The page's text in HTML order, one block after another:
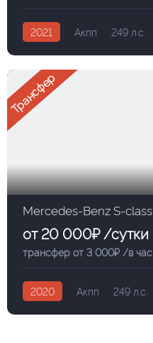
2021 Акпп 249 л.с.
Трансфер
Mercedes-Benz S-class
от 20 000₽ /сутки
трансфер от 3 000₽ /в час
2020 Акпп 249 л.с.